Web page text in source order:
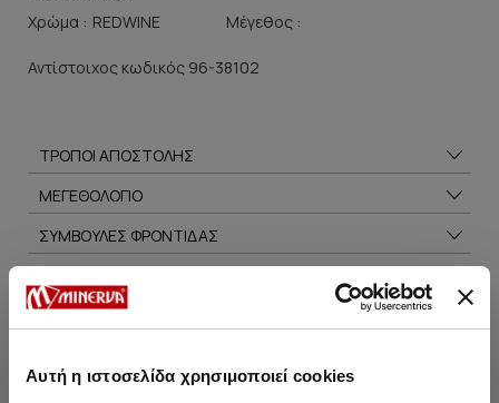
Αυτή η ιστοσελίδα χρησιμοποιεί cookies
Χρώμα :
Μέγεθος :
Αντίστοιχος κωδικός 96-38102
ΤΡΟΠΟΙ ΑΠΟΣΤΟΛΗΣ
ΜΕΓΕΘΟΛΟΓΙΟ
ΣΥΜΒΟΥΛΕΣ ΦΡΟΝΤΙΔΑΣ
Μπορεί να σου αρέσει επίσης